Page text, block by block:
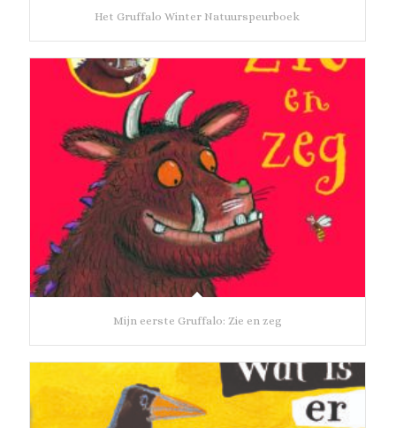
Het Gruffalo Winter Natuurspeurboek
Mijn eerste Gruffalo: Zie en zeg